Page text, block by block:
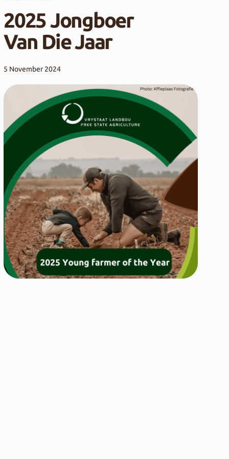
2025 Jongboer
Van Die Jaar
5 November 2024